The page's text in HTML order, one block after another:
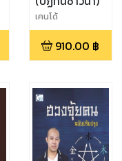
เคนโด้
910.00 ฿